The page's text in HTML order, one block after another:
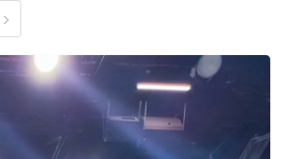
›